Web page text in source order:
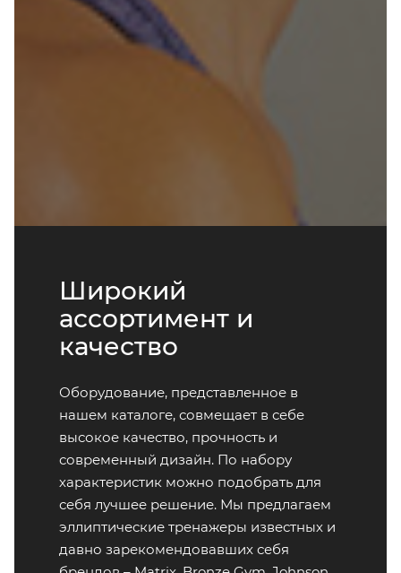
Широкий
ассортимент и
качество
Оборудование, представленное в
нашем каталоге, совмещает в себе
высокое качество, прочность и
современный дизайн. По набору
характеристик можно подобрать для
себя лучшее решение. Мы предлагаем
эллиптические тренажеры известных и
давно зарекомендовавших себя